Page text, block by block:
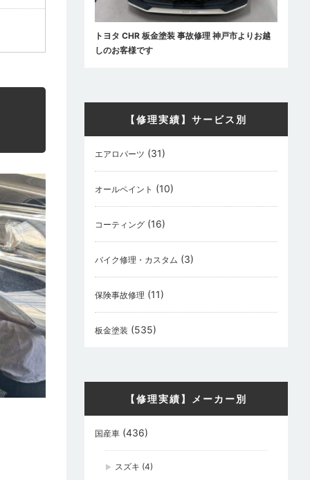
トヨタ CHR 板金塗装 事故修理 神戸市よりお越
しのお客様です
【修理実績】サービス別
エアロパーツ (31)
オールペイント (10)
コーティング(16)
バイク修理・カスタム (3)
保険事故修理 (11)
板金塗装 (535)
【修理実績】メーカー別
国産車(436)
スズキ (4)